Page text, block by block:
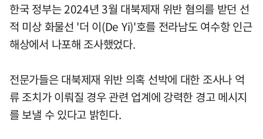
한국 정부는 2024년 3월 대북제재 위반 혐의를 받던 선
적 미상 화물선 '더 이(De Yi)'호를 전라남도 여수항 인근
해상에서 나포해 조사했었다.
전문가들은 대북제재 위반 의혹 선박에 대한 조사나 억
류 조치가 이뤄질 경우 관련 업계에 강력한 경고 메시지
를 보낼 수 있다고 밝힌다.